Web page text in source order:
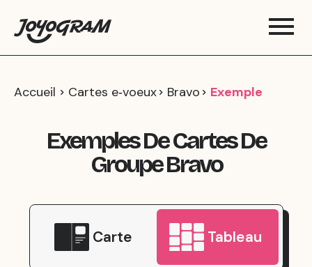
Accueil Cartes e‑voeux Bravo Exemple
Exemples De Cartes De
Groupe Bravo
Carte Tableau